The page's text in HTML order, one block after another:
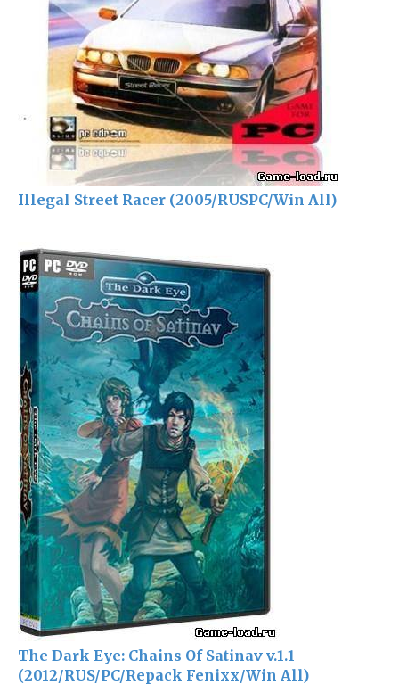
Illegal Street Racer (2005/RUSPC/Win All)
The Dark Eye: Chains Of Satinav v.1.1
(2012/RUS/PC/Repack Fenixx/Win All)